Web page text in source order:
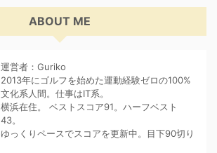
ABOUT ME
運営者：Guriko
2013年にゴルフを始めた運動経験ゼロの100%
文化系人間。仕事はIT系。
横浜在住。 ベストスコア91。ハーフベスト
43。
ゆっくりペースでスコアを更新中。目下90切り